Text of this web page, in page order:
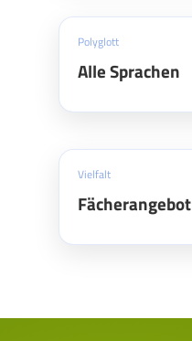
Polyglott
Alle Sprachen
Vielfalt
Fächerangebot